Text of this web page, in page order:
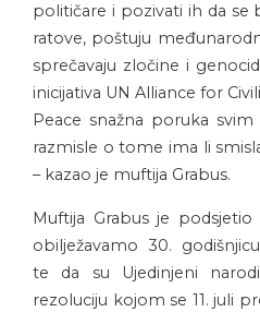
političare i pozivati ih da se
ratove, poštuju
sprečavaju zločine i
inicijativa UN Alliance for
Peace snažna poruka
razmisle o tome ima li
– kazao je muftija Grabus.
Muftija Grabus je
obilježavamo 30.
te da su Ujedinjeni
rezoluciju kojom se 11. juli